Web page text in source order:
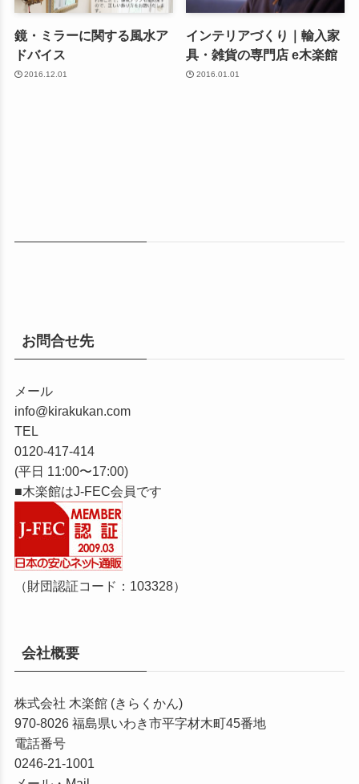
鏡・ミラーに関する風水ア
ドバイス
2016.12.01
インテリアづくり｜輸入家
具・雑貨の専門店 e木楽館
2016.01.01
お問合せ先
メール
info@kirakukan.com
TEL
0120-417-414
(平日 11:00〜17:00)
■木楽館はJ-FEC会員です
（財団認証コード：103328）
会社概要
株式会社 木楽館 (きらくかん)
970-8026 福島県いわき市平字材木町45番地
電話番号
0246-21-1001